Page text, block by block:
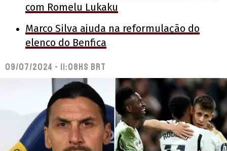
com Romelu Lukaku
Marco Silva ajuda na reformulação do
elenco do Benfica
09/07/2024 - 11:08hs BRT